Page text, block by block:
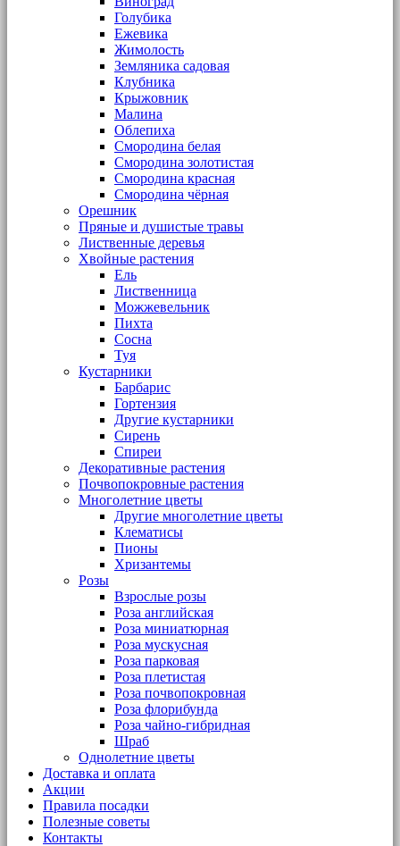
Голубика
Ежевика
Жимолость
Земляника садовая
Клубника
Крыжовник
Малина
Облепиха
Смородина белая
Смородина золотистая
Смородина красная
Смородина чёрная
Орешник
Пряные и душистые травы
Лиственные деревья
Хвойные растения
Ель
Лиственница
Можжевельник
Пихта
Сосна
Туя
Кустарники
Барбарис
Гортензия
Другие кустарники
Сирень
Спиреи
Декоративные растения
Почвопокровные растения
Многолетние цветы
Другие многолетние цветы
Клематисы
Пионы
Хризантемы
Розы
Взрослые розы
Роза английская
Роза миниатюрная
Роза мускусная
Роза парковая
Роза плетистая
Роза почвопокровная
Роза флорибунда
Роза чайно-гибридная
Шраб
Однолетние цветы
Доставка и оплата
Акции
Правила посадки
Полезные советы
Контакты